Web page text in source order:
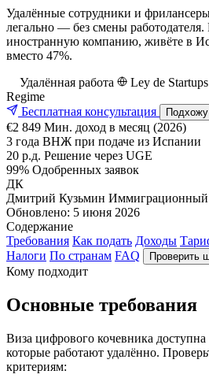
Удалённые сотрудники и
легально — без смены работодателя.
иностранную компанию, живёте в
вместо 47%.
Удалённая работа
Ley de
Regime
Бесплатная консультация
€2 849 Мин. доход в месяц (2026)
3 года ВНЖ при подаче из Испании
20 р.д. Решение через UGE
99% Одобренных заявок
ДК
Дмитрий Кузьмин Иммиграционный
Обновлено: 5 июня 2026
Содержание
Требования Как подать Доходы
Налоги По странам FAQ Проверить
Кому подходит
Основные требования
Виза цифрового кочевника
которые работают удалённо.
критериям: